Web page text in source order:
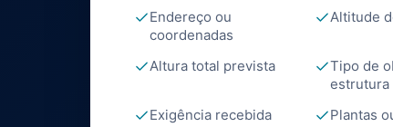
Endereço ou
coordenadas
Altitude
Altura total prevista
Tipo de
estrutura
Exigência recebida
Plantas